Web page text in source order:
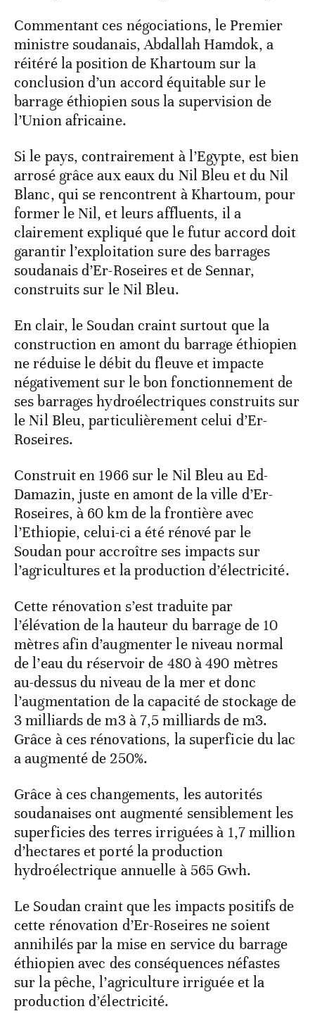
Commentant ces négociations, le Premier
ministre soudanais, Abdallah Hamdok, a
réitéré la position de Khartoum sur la
conclusion d’un accord équitable sur le
barrage éthiopien sous la supervision de
l’Union africaine.
Si le pays, contrairement à l’Egypte, est bien
arrosé grâce aux eaux du Nil Bleu et du Nil
Blanc, qui se rencontrent à Khartoum, pour
former le Nil, et leurs affluents, il a
clairement expliqué que le futur accord doit
garantir l’exploitation sure des barrages
soudanais d’Er-Roseires et de Sennar,
construits sur le Nil Bleu.
En clair, le Soudan craint surtout que la
construction en amont du barrage éthiopien
ne réduise le débit du fleuve et impacte
négativement sur le bon fonctionnement de
ses barrages hydroélectriques construits sur
le Nil Bleu, particulièrement celui d’Er-
Roseires.
Construit en 1966 sur le Nil Bleu au Ed-
Damazin, juste en amont de la ville d’Er-
Roseires, à 60 km de la frontière avec
l’Ethiopie, celui-ci a été rénové par le
Soudan pour accroître ses impacts sur
l’agricultures et la production d’électricité.
Cette rénovation s’est traduite par
l’élévation de la hauteur du barrage de 10
mètres afin d’augmenter le niveau normal
de l’eau du réservoir de 480 à 490 mètres
au-dessus du niveau de la mer et donc
l’augmentation de la capacité de stockage de
3 milliards de m3 à 7,5 milliards de m3.
Grâce à ces rénovations, la superficie du lac
a augmenté de 250%.
Grâce à ces changements, les autorités
soudanaises ont augmenté sensiblement les
superficies des terres irriguées à 1,7 million
d’hectares et porté la production
hydroélectrique annuelle à 565 Gwh.
Le Soudan craint que les impacts positifs de
cette rénovation d’Er-Roseires ne soient
annihilés par la mise en service du barrage
éthiopien avec des conséquences néfastes
sur la pêche, l’agriculture irriguée et la
production d’électricité.